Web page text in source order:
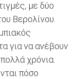
με δύο
Βερολίνου.
για να ανέβουν
χρόνια.
πόσο